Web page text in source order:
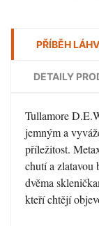
PŘÍBĚH
DETAILY
Tullamore
jemným a
příležitost.
chutí a zlatavou
dvěma
kteří chtějí